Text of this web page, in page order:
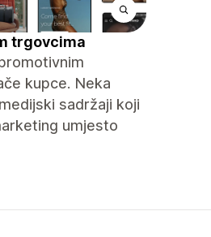
trgovcima
kupce. Neka
sadržaji koji
umjesto